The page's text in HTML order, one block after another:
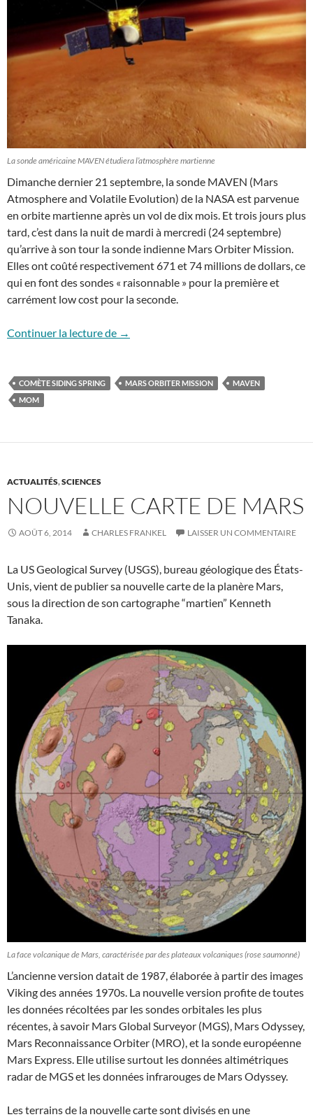
La sonde américaine MAVEN étudiera l’atmosphère martienne
Dimanche dernier 21 septembre, la sonde MAVEN (Mars
Atmosphere and Volatile Evolution) de la NASA est parvenue
en orbite martienne après un vol de dix mois. Et trois jours plus
tard, c’est dans la nuit de mardi à mercredi (24 septembre)
qu’arrive à son tour la sonde indienne Mars Orbiter Mission.
Elles ont coûté respectivement 671 et 74 millions de dollars, ce
qui en font des sondes « raisonnable » pour la première et
carrément low cost pour la seconde.
Continuer la lecture de Deux nouvelles sondes autour de Mars
→
COMÈTE SIDING SPRING MARS ORBITER MISSION
MAVEN
MOM
ACTUALITÉS,SCIENCES
NOUVELLE CARTE DE MARS
AOÛT 6, 2014 CHARLES FRANKEL LAISSER UN COMMENTAIRE
La US Geological Survey (USGS), bureau géologique des États-
Unis, vient de publier sa nouvelle carte de la planère Mars,
sous la direction de son cartographe “martien” Kenneth
Tanaka.
La face volcanique de Mars, caractérisée par des plateaux volcaniques (rose saumonné)
L’ancienne version datait de 1987, élaborée à partir des images
Viking des années 1970s. La nouvelle version profite de toutes
les données récoltées par les sondes orbitales les plus
récentes, à savoir Mars Global Surveyor (MGS), Mars Odyssey,
Mars Reconnaissance Orbiter (MRO), et la sonde européenne
Mars Express. Elle utilise surtout les données altimétriques
radar de MGS et les données infrarouges de Mars Odyssey.
Les terrains de la nouvelle carte sont divisés en une